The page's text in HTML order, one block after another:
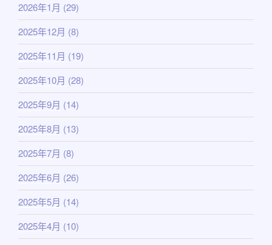
2026年1月 (29)
2025年12月 (8)
2025年11月 (19)
2025年10月 (28)
2025年9月 (14)
2025年8月 (13)
2025年7月 (8)
2025年6月 (26)
2025年5月 (14)
2025年4月 (10)